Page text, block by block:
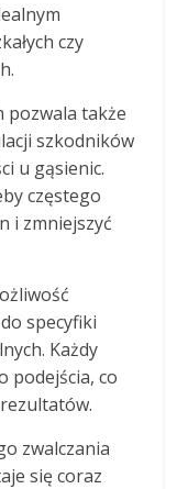
czy
pozwala także
szkodników
u gąsienic.
częstego
i zmniejszyć
specyfiki
Każdy
podejścia, co
zwalczania
się coraz